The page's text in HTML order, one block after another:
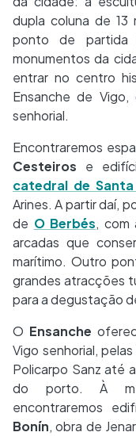
dupla coluna de
ponto de partida
monumentos da
entrar no centro
Ensanche de
senhorial.
Encontraremos
Cesteiros e
catedral de Santa
Arines. A partir daí,
de O Berbés, com
arcadas que
marítimo. Outro
grandes atracções
para a degustação
O Ensanche
Vigo senhorial,
Policarpo Sanz até
do porto. À
encontraremos
Bonín, obra de